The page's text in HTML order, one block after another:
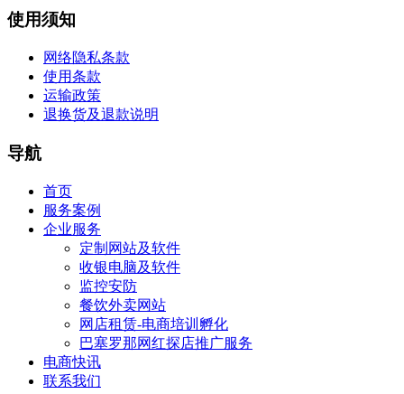
使用须知
网络隐私条款
使用条款
运输政策
退换货及退款说明
导航
首页
服务案例
企业服务
定制网站及软件
收银电脑及软件
监控安防
餐饮外卖网站
网店租赁-电商培训孵化
巴塞罗那网红探店推广服务
电商快讯
联系我们